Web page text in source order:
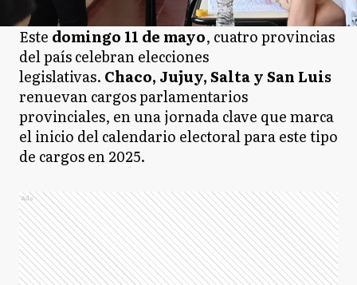
Este domingo 11 de mayo, cuatro provincias
del país celebran elecciones
legislativas. Chaco, Jujuy, Salta y San Luis
renuevan cargos parlamentarios
provinciales, en una jornada clave que marca
el inicio del calendario electoral para este tipo
de cargos en 2025.
Ads